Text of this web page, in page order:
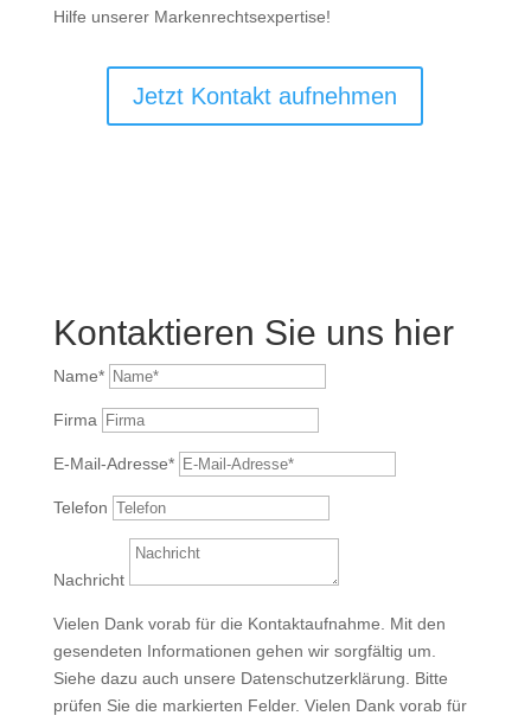
Hilfe unserer Markenrechtsexpertise!
Jetzt Kontakt aufnehmen
Kontaktieren Sie uns hier
Name*
Firma
E-Mail-Adresse*
Telefon
Nachricht
Vielen Dank vorab für die Kontaktaufnahme. Mit den
gesendeten Informationen gehen wir sorgfältig um.
Siehe dazu auch unsere Datenschutzerklärung. Bitte
prüfen Sie die markierten Felder. Vielen Dank vorab für